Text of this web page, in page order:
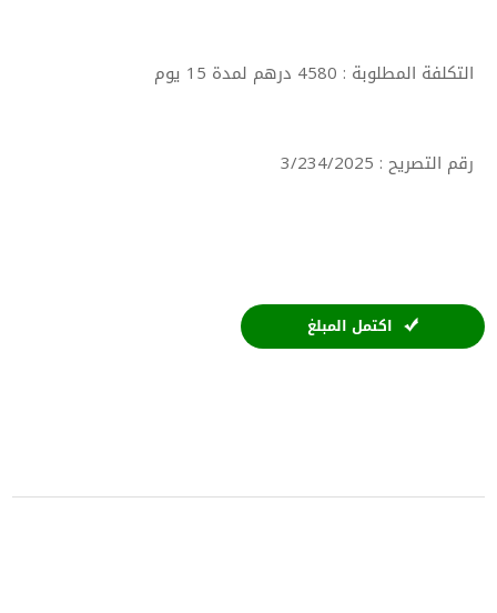
التكلفة المطلوبة : 4580 درهم لمدة 15 يوم
رقم التصريح : 3/234/2025
اكتمل المبلغ